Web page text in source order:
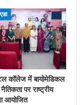
कॉलेज में बायोमेडिकल
पर राष्ट्रीय
आयोजित